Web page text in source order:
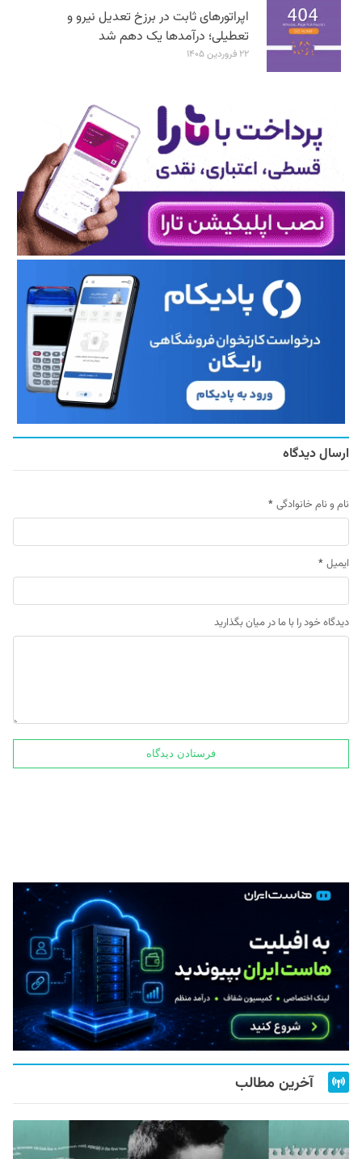
اپراتورهای ثابت در برزخ تعدیل نیرو و
تعطیلی؛ درآمدها یک دهم شد
۲۲ فروردین ۱۴۰۵
ارسال دیدگاه
نام و نام خانوادگی *
ایمیل *
دیدگاه خود را با ما در میان بگذارید
آخرین مطالب